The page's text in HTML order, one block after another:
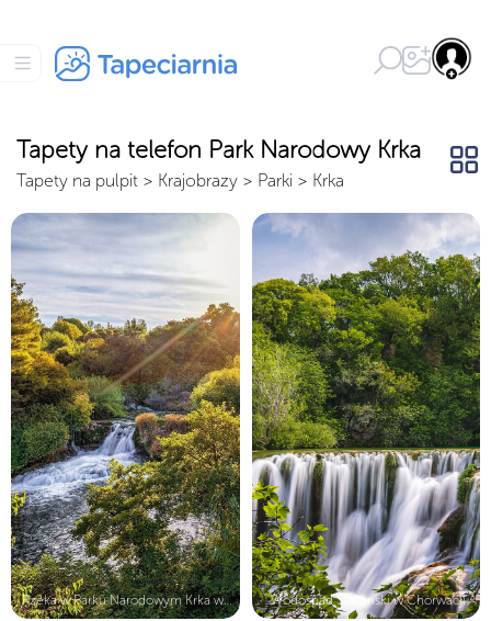
Tapety na telefon Park Narodowy Krka
Tapety na pulpit > Krajobrazy > Parki > Krka
Rzeka w Parku Narodowym Krka w Chor... Wodospad Skadinski w Chorwacji